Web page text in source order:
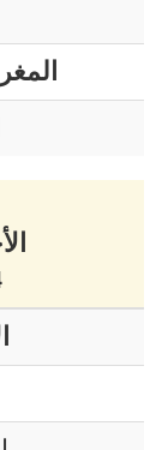
الأحد